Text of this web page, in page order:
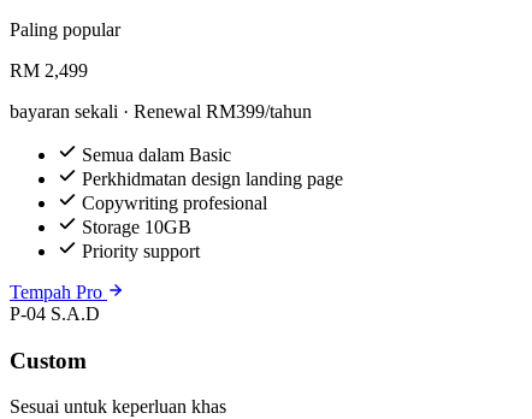
Paling popular
RM 2,499
bayaran sekali · Renewal RM399/tahun
Semua dalam Basic
Perkhidmatan design landing page
Copywriting profesional
Storage 10GB
Priority support
Tempah Pro
P-04 S.A.D
Custom
Sesuai untuk keperluan khas